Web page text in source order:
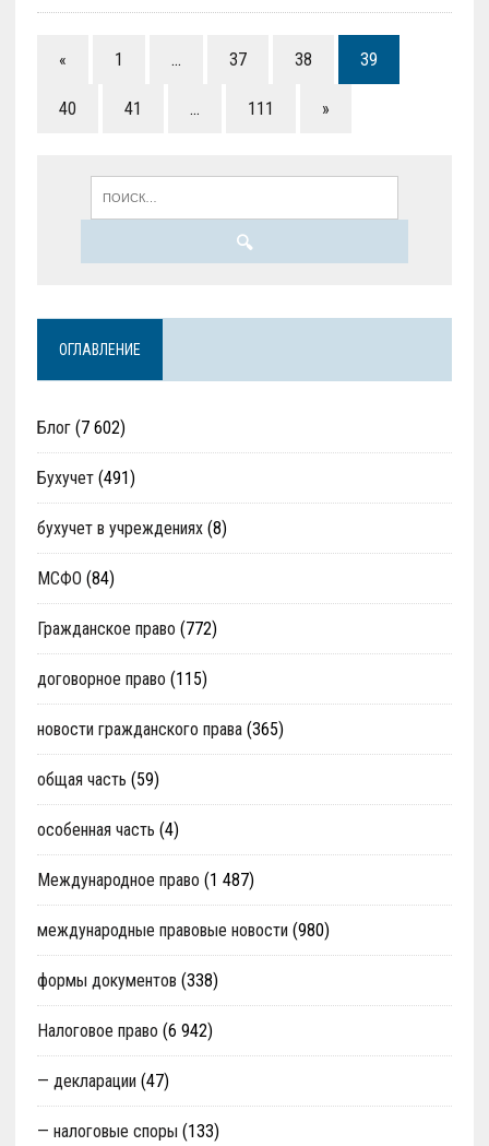
« 1 … 37 38 39
40 41 … 111 »
ОГЛАВЛЕНИЕ
Блог(7 602)
Бухучет(491)
бухучет в учреждениях(8)
МСФО (84)
Гражданское право (772)
договорное право (115)
новости гражданского права(365)
общая часть (59)
особенная часть (4)
Международное право (1 487)
международные правовые новости (980)
формы документов (338)
Налоговое право (6 942)
— декларации (47)
— налоговые споры (133)